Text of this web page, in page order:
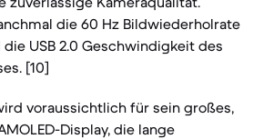
die 60 Hz Bildwiederholrate
USB 2.0 Geschwindigkeit des
[10]
voraussichtlich für sein großes,
Display, die lange